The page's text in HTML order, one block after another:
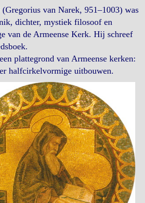
van Narek, 951–1003) was
dichter, mystiek filosoof en
van de Armeense Kerk. Hij schreef
plattegrond van Armeense kerken:
halfcirkelvormige uitbouwen.